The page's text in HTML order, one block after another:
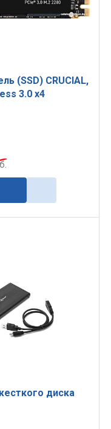
(SSD) CRUCIAL,
3.0 x4
диска